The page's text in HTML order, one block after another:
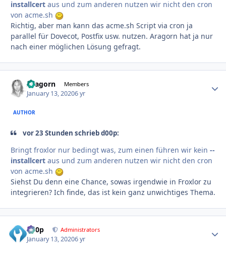
installcert aus und zum anderen nutzen wir nicht den cron
von acme.sh
Richtig, aber man kann das acme.sh Script via cron ja
parallel für Dovecot, Postfix usw. nutzen. Aragorn hat ja nur
nach einer möglichen Lösung gefragt.
Aragorn Members
January 13, 20206 yr
AUTHOR
vor 23 Stunden schrieb d00p:
Bringt froxlor nur bedingt was, zum einen führen wir kein --
installcert aus und zum anderen nutzen wir nicht den cron
von acme.sh
Siehst Du denn eine Chance, sowas irgendwie in Froxlor zu
integrieren? Ich finde, das ist kein ganz unwichtiges Thema.
d00p Administrators
January 13, 20206 yr